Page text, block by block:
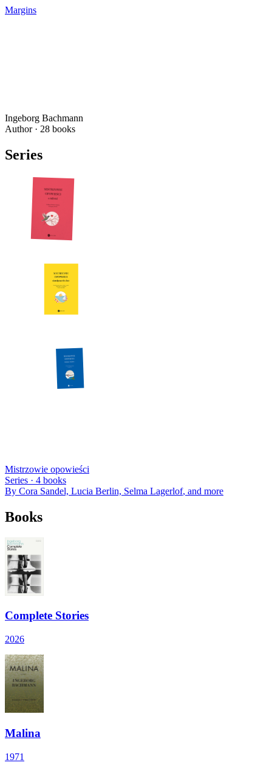
Margins
Ingeborg Bachmann
Author · 28 books
Series
Mistrzowie opowieści
Series · 4 books
By Cora Sandel, Lucia Berlin, Selma Lagerlof, and more
Books
Complete Stories
2026
Malina
1971